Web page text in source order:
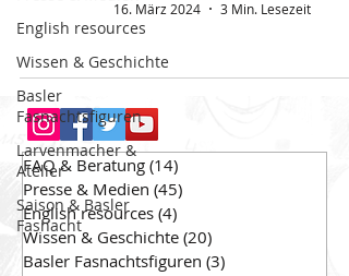
English resources
Wissen & Geschichte
Basler
Fasnachtsfiguren
Larvenmacher &
Atelier
Saison & Basler
Fasnacht
16. März 2024
3 Min. Lesezeit
FAQ & Beratung (14)
Presse & Medien (45)
English resources (4)
Wissen & Geschichte (20)
Basler Fasnachtsfiguren (3)